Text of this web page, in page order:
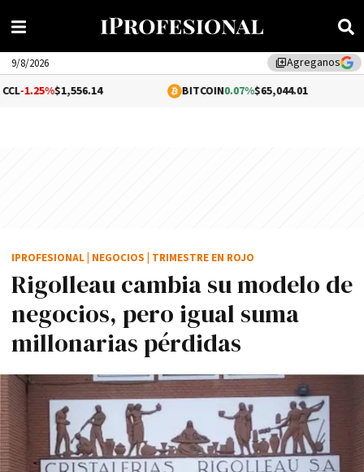
library_addAgreganos
9/8/2026
0.07%$65,044.01
Rigolleau cambia su modelo de
negocios, pero igual suma
millonarias pérdidas
IPROFESIONAL NEGOCIOS TRIMESTRE EN ROJO